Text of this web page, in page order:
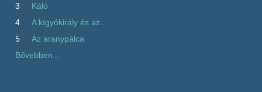
3
Káló
4
A kígyókirály és az...
5
Az aranypálca
Bővebben...